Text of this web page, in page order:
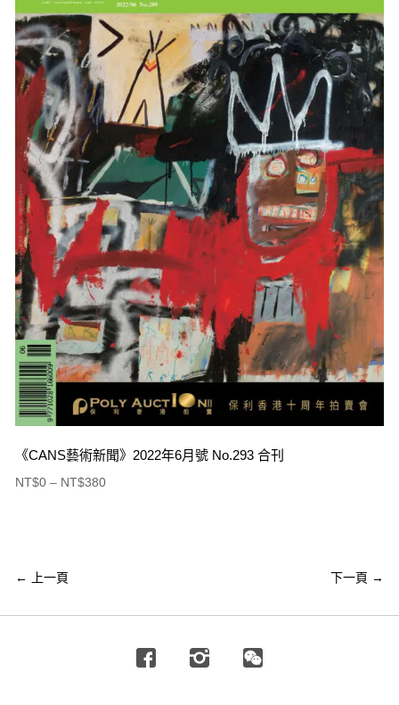
《CANS藝術新聞》2022年6月號 No.293 合刊
NT$0 – NT$380
← 上一頁 下一頁 →
Facebook Instagram